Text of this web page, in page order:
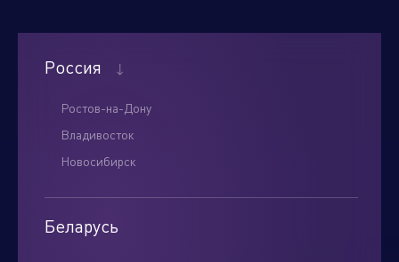
Россия
Ростов-на-Дону
Владивосток
Новосибирск
Беларусь